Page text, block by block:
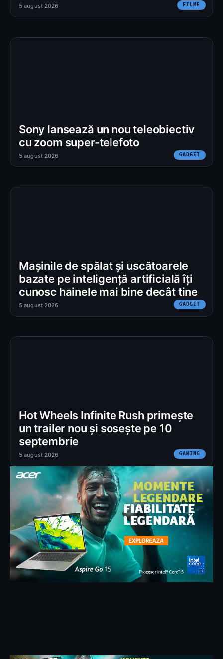
FILME
5 august 2026
Sony lansează un nou teleobiectiv
cu zoom super-telefoto
GADGET
5 august 2026
Mașinile de spălat și uscătoarele
bazate pe inteligență artificială îți
cunosc hainele mai bine decât tine
GADGET
5 august 2026
Hot Wheels Infinite Rush primește
un trailer nou și sosește pe 10
septembrie
GAMING
5 august 2026